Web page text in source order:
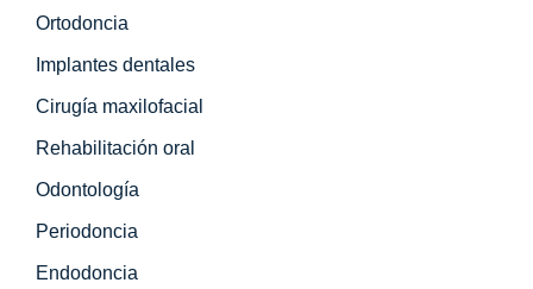
Ortodoncia
Implantes dentales
Cirugía maxilofacial
Rehabilitación oral
Odontología
Periodoncia
Endodoncia